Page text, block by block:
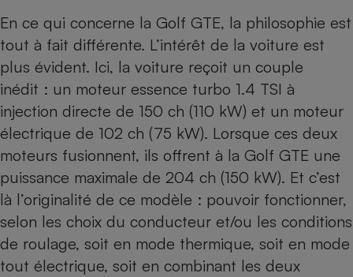
En ce qui concerne la Golf GTE, la philosophie est
tout à fait différente. L’intérêt de la voiture est
plus évident. Ici, la voiture reçoit un couple
inédit : un moteur essence turbo 1.4 TSI à
injection directe de 150 ch (110 kW) et un moteur
électrique de 102 ch (75 kW). Lorsque ces deux
moteurs fusionnent, ils offrent à la Golf GTE une
puissance maximale de 204 ch (150 kW). Et c’est
là l’originalité de ce modèle : pouvoir fonctionner,
selon les choix du conducteur et/ou les conditions
de roulage, soit en mode thermique, soit en mode
tout électrique, soit en combinant les deux